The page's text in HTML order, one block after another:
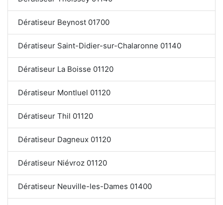
Dératiseur Beynost 01700
Dératiseur Saint-Didier-sur-Chalaronne 01140
Dératiseur La Boisse 01120
Dératiseur Montluel 01120
Dératiseur Thil 01120
Dératiseur Dagneux 01120
Dératiseur Niévroz 01120
Dératiseur Neuville-les-Dames 01400